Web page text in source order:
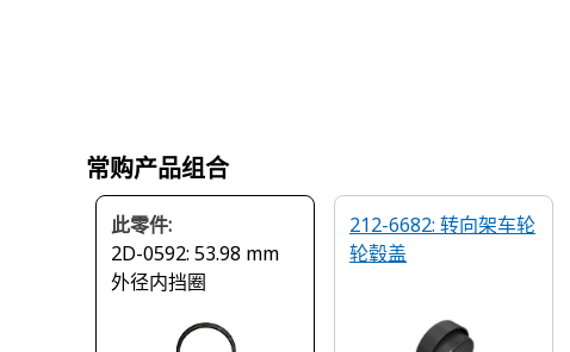
常购产品组合
此零件:
2D-0592: 53.98 mm
外径内挡圈
212-6682: 转向架车轮
轮毂盖